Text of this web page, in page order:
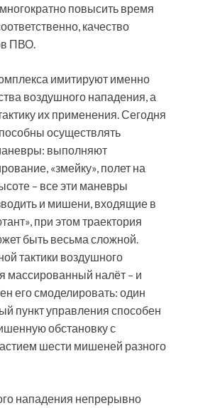
повысить время
качество
ПВО.
имитируют именно
воздушного нападения, а
их применения. Сегодня
осуществлять
выполняют
«змейку», полет на
– все эти маневры
и мишени, входящие в
при этом траектория
быть весьма сложной.
тактики воздушного
массированный налёт – и
его смоделировать: один
пункт управления способен
обстановку с
шести мишеней разного
нападения непрерывно